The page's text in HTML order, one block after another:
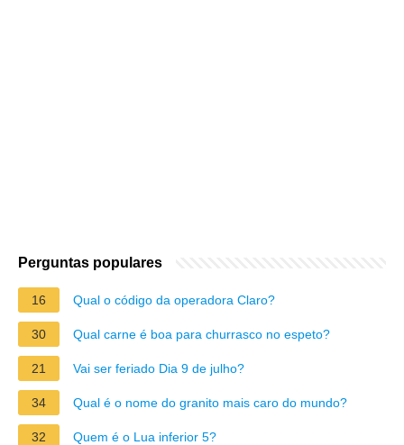
Perguntas populares
16 Qual o código da operadora Claro?
30 Qual carne é boa para churrasco no espeto?
21 Vai ser feriado Dia 9 de julho?
34 Qual é o nome do granito mais caro do mundo?
32 Quem é o Lua inferior 5?